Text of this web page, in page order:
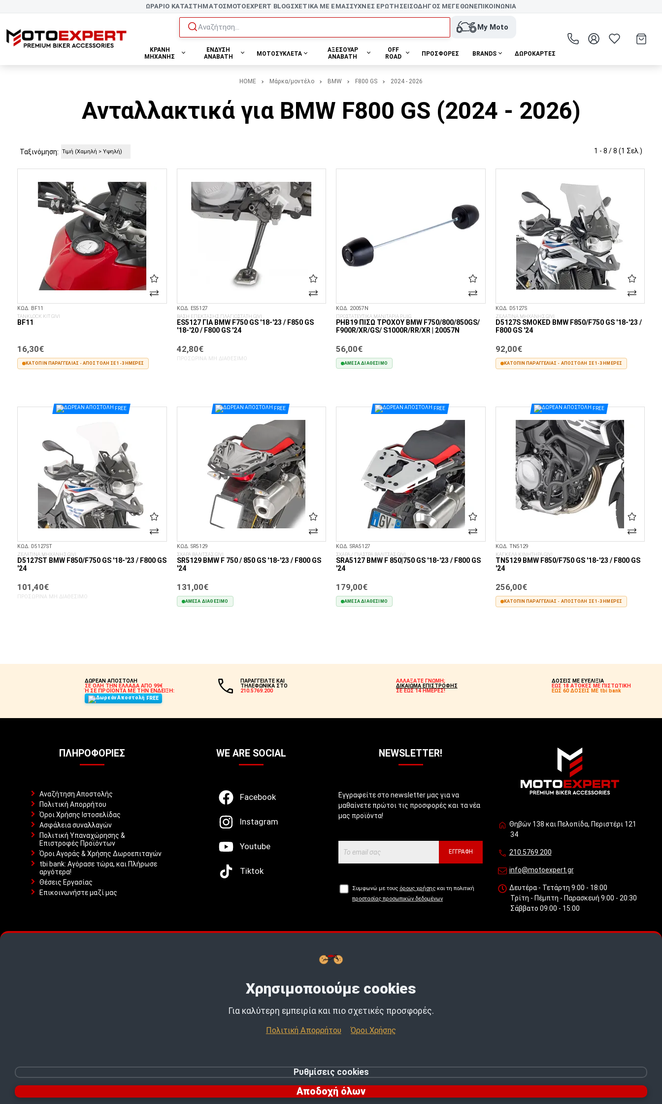
ΩΡΑΡΙΟ ΚΑΤΑΣΤΗΜΑΤΟΣMOTOEXPERT BLOGΣΧΕΤΙΚΑ ΜΕ ΕΜΑΣΣΥΧΝΕΣ ΕΡΩΤΗΣΕΙΣΟΔΗΓΟΣ ΜΕΓΕΘΩΝΕΠΙΚΟΙΝΩΝΙΑ
Αναζήτηση... My Moto
ΚΡΑΝΗ
ΜΗΧΑΝΗΣ
ΕΝΔΥΣΗ
ΑΝΑΒΑΤΗ
ΜΟΤΟΣΥΚΛΕΤΑ
ΑΞΕΣΟΥΑΡ
ΑΝΑΒΑΤΗ
OFF
ROAD
ΠΡΟΣΦΟΡΕΣ BRANDS ΔΩΡΟΚΆΡΤΕΣ
TOP PICKS · TOP PICKS · TOP PICKS ·
HOME Μάρκα/μοντέλο BMW F800 GS 2024 - 2026
Ανταλλακτικά για BMW F800 GS (2024 - 2026)
Ταξινόμηση: 1 - 8 / 8 (1 Σελ.)
ΚΩΔ. BF11
TANKLOCK KIT GIVI
BF11
16,30€
ΚΑΤΌΠΙΝ ΠΑΡΑΓΓΕΛΊΑΣ - ΑΠΟΣΤΟΛΉ ΣΕ 1-3 ΗΜΈΡΕΣ
ΚΩΔ. ES5127
ΒΑΣΗ ΕΠΕΚΤΑΣΗΣ ΠΛΑΓΙΟΣΤΑΤΗ GIVI
ES5127 ΓΙΑ BMW F750 GS '18-'23 / F850 GS
'18-'20 / F800 GS '24
42,80€
ΠΡΟΣΩΡΙΝΆ ΜΗ ΔΙΑΘΈΣΙΜΟ
ΚΩΔ. 20057N
ΠΡΟΣΤΑΤΕΥΤΙΚΑ ΜΑΝΙΤΑΡΙΑ PUIG
PHB19 ΠΊΣΩ ΤΡΟΧΟΎ BMW F750/800/850GS/
F900R/XR/GS/ S1000R/RR/XR | 20057N
56,00€
ΆΜΕΣΑ ΔΙΑΘΈΣΙΜΟ
ΚΩΔ. D5127S
ΖΕΛΑΤΙΝΑ ΜΗΧΑΝΗΣ GIVI
D5127S SMOKED BMW F850/F750 GS '18-'23 /
F800 GS '24
92,00€
ΚΑΤΌΠΙΝ ΠΑΡΑΓΓΕΛΊΑΣ - ΑΠΟΣΤΟΛΉ ΣΕ 1-3 ΗΜΈΡΕΣ
FREE
ΚΩΔ. D5127ST
ΖΕΛΑΤΙΝΑ ΜΗΧΑΝΗΣ GIVI
D5127ST BMW F850/F750 GS '18-'23 / F800 GS
'24
101,40€
ΠΡΟΣΩΡΙΝΆ ΜΗ ΔΙΑΘΈΣΙΜΟ
FREE
ΚΩΔ. SR5129
ΣΧΑΡΑ ΒΑΛΙΤΣΑΣ GIVI
SR5129 BMW F 750 / 850 GS '18-'23 / F800 GS
'24
131,00€
ΆΜΕΣΑ ΔΙΑΘΈΣΙΜΟ
FREE
ΚΩΔ. SRA5127
ΣΧΑΡΑ / ΠΙΑΣΤΡΑ ΒΑΛΙΤΣΑΣ GIVI
SRA5127 BMW F 850|750 GS '18-'23 / F800 GS
'24
179,00€
ΆΜΕΣΑ ΔΙΑΘΈΣΙΜΟ
FREE
ΚΩΔ. TN5129
ΚΑΓΚΕΛΑ ΚΙΝΗΤΗΡΑ GIVI
TN5129 BMW F850/F750 GS '18-'23 / F800 GS
'24
256,00€
ΚΑΤΌΠΙΝ ΠΑΡΑΓΓΕΛΊΑΣ - ΑΠΟΣΤΟΛΉ ΣΕ 1-3 ΗΜΈΡΕΣ
ΔΩΡΕΑΝ ΑΠΟΣΤΟΛΗ
ΣΕ ΟΛΗ ΤΗΝ ΕΛΛΑΔΑ ΑΠΟ 99€
Ή ΣΕ ΠΡΟΪΟΝΤΑ ΜΕ ΤΗΝ ΕΝΔΕΙΞΗ:
FREE
ΠΑΡΑΓΓΕΙΛΤΕ ΚΑΙ
ΤΗΛΕΦΩΝΙΚΑ ΣΤΟ
210.5769.200
ΑΛΛΑΞΑΤΕ ΓΝΩΜΗ;
ΔΙΚΑΙΩΜΑ ΕΠΙΣΤΡΟΦΗΣ
ΣΕ ΕΩΣ 14 ΗΜΕΡΕΣ!
ΔΟΣΕΙΣ ΜΕ ΕΥΕΛΙΞΙΑ
ΕΩΣ 18 ΑΤΟΚΕΣ ΜΕ ΠΙΣΤΩΤΙΚΗ
ΕΩΣ 60 ΔΟΣΕΙΣ ΜΕ tbi bank
ΠΛΗΡΟΦΟΡΊΕΣ
Αναζήτηση Αποστολής
Πολιτική Απορρήτου
Όροι Χρήσης Ιστοσελίδας
Ασφάλεια συναλλαγών
Πολιτική Υπαναχώρησης &
Επιστροφές Προϊόντων
Όροι Αγοράς & Χρήσης Δωροεπιταγών
tbi bank: Αγόρασε τώρα, και Πλήρωσε
αργότερα!
Θέσεις Εργασίας
Επικοινωνήστε μαζί μας
WE ARE SOCIAL
Facebook
Instagram
Youtube
Tiktok
NEWSLETTER!
Εγγραφείτε στο newsletter μας για να
μαθαίνετε πρώτοι τις προσφορές και τα νέα
μας προϊόντα!
ΕΓΓΡΑΦΉ
Συμφωνώ με τους όρους χρήσης και τη πολιτική
προστασίας προσωπικών δεδομένων
Θηβών 138 και Πελοπίδα, Περιστέρι 121
34
210.5769.200
info@motoexpert.gr
Δευτέρα - Τετάρτη 9:00 - 18:00
Τρίτη - Πέμπτη - Παρασκευή 9:00 - 20:30
Σάββατο 09:00 - 15:00
Buy now, Pay later με
© 2026 MotoExpert | All rights reserved.
Χρησιμοποιούμε cookies
Για καλύτερη εμπειρία και πιο σχετικές προσφορές.
Πολιτική Απορρήτου Όροι Χρήσης
Ρυθμίσεις cookies
Αποδοχή όλων